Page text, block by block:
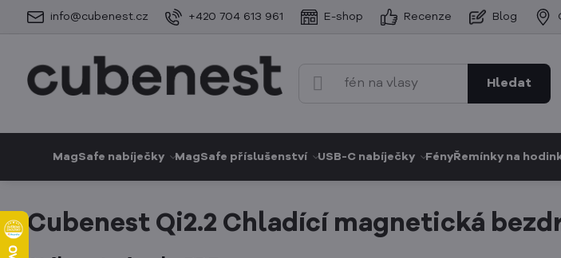
info@cubenest.cz +420 704 613 961 E-shop Recenze Blog
Hledat
MagSafe nabíječky MagSafe příslušenství USB-C nabíječky Fény Řemínky na
Cubenest Qi2.2 Chladící magnetická